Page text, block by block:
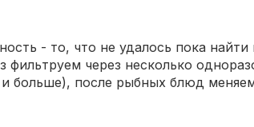
- то, что не удалось пока
через несколько
больше), после рыбных блюд